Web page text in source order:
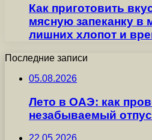
Как приготовить
мясную запеканку в
лишних хлопот и
Последние записи
05.08.2026
Лето в ОАЭ: как
незабываемый